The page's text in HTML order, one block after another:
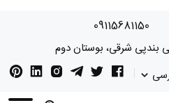
09115681150
بندپی شرقی، بوستان دوم